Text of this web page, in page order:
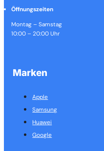
Öffnungszeiten
Montag – Samstag
10:00 – 20:00 Uhr
Marken
Apple
Samsung
Huawei
Google